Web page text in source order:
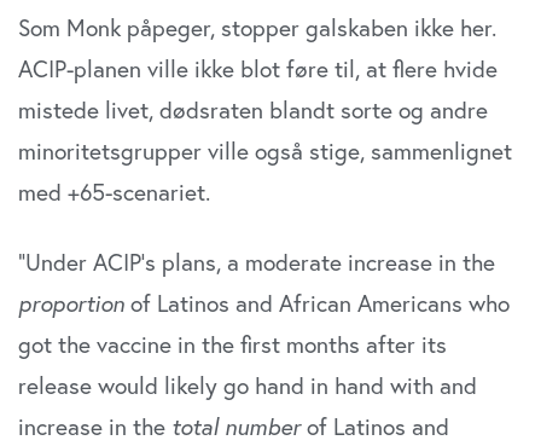
Som Monk påpeger, stopper galskaben ikke her.
ACIP-planen ville ikke blot føre til, at flere hvide
mistede livet, dødsraten blandt sorte og andre
minoritetsgrupper ville også stige, sammenlignet
med +65-scenariet.
”Under ACIP’s plans, a moderate increase in the
proportion of Latinos and African Americans who
got the vaccine in the first months after its
release would likely go hand in hand with and
increase in the total numberof Latinos and